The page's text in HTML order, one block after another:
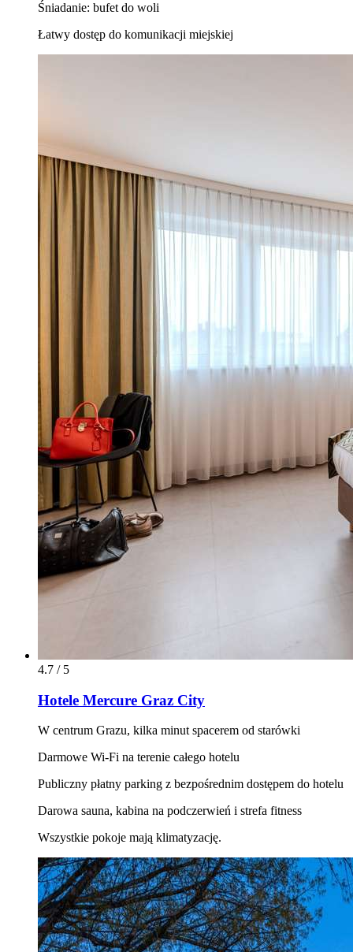
Śniadanie: bufet do woli
Łatwy dostęp do komunikacji miejskiej
4.7 / 5
Hotele Mercure Graz City
W centrum Grazu, kilka minut spacerem od starówki
Darmowe Wi‑Fi na terenie całego hotelu
Publiczny płatny parking z bezpośrednim dostępem do hotelu
Darowa sauna, kabina na podczerwień i strefa fitness
Wszystkie pokoje mają klimatyzację.